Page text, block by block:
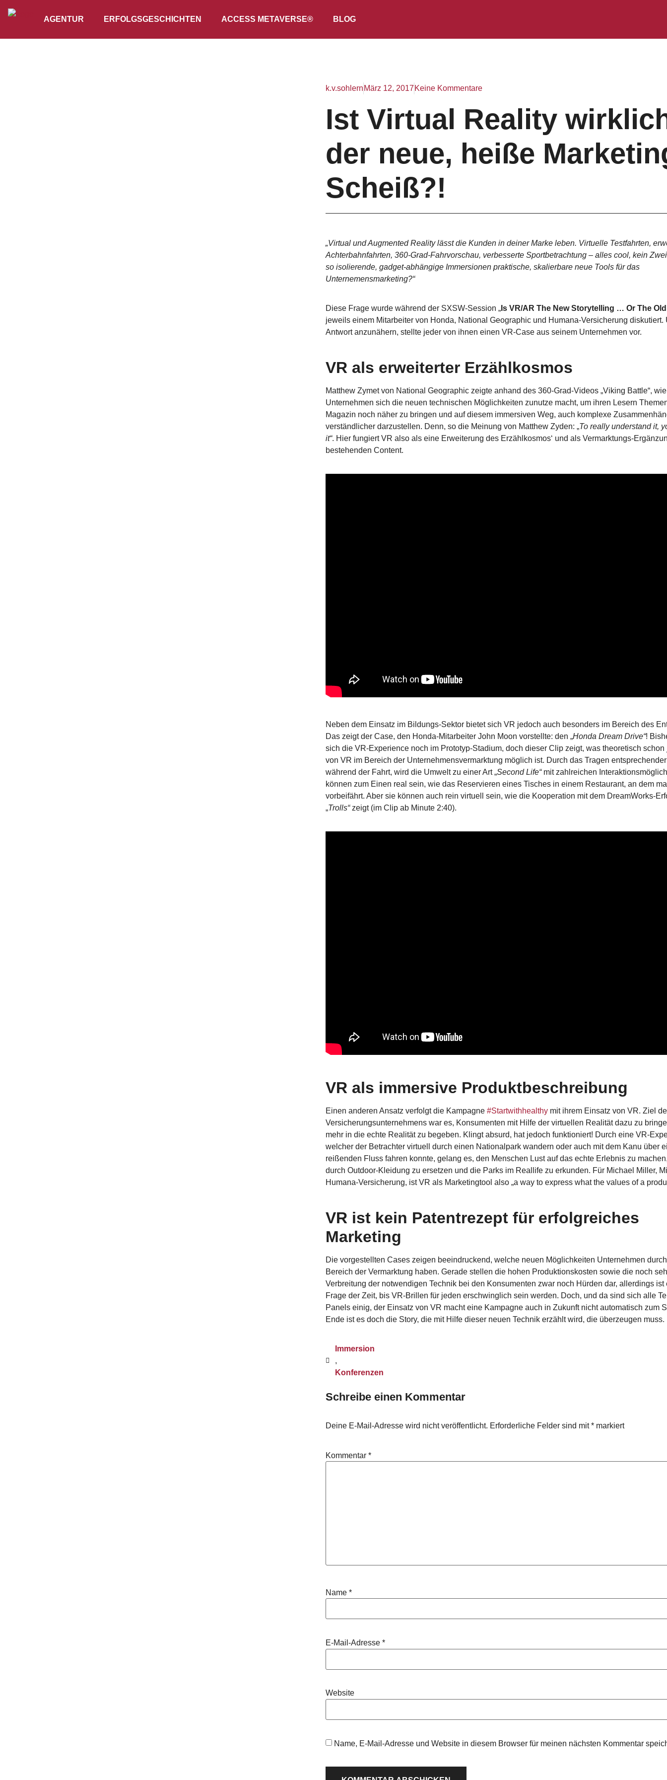
AGENTUR ERFOLGSGESCHICHTEN ACCESS METAVERSE® BLOG
k.v.sohlern März 12, 2017 Keine Kommentare
Ist Virtual Reality
der neue, heiße
Scheiß?!
„Virtual und Augmented Reality lässt die Kunden in deiner Marke leben. Virtuelle Testfahrten,
Achterbahnfahrten, 360-Grad-Fahrvorschau, verbesserte Sportbetrachtung – alles cool, kein
so isolierende, gadget-abhängige Immersionen praktische, skalierbare neue Tools für das
Unternemensmarketing?“
Diese Frage wurde während der SXSW-Session „ Is VR/AR The New Storytelling … Or The
jeweils einem Mitarbeiter von Honda, National Geographic und Humana-Versicherung diskutiert.
Antwort anzunähern, stellte jeder von ihnen einen VR-Case aus seinem Unternehmen vor.
VR als erweiterter Erzählkosmos
Matthew Zymet von National Geographic zeigte anhand des 360-Grad-Videos „Viking Battle“,
Unternehmen sich die neuen technischen Möglichkeiten zunutze macht, um ihren Lesern
Magazin noch näher zu bringen und auf diesem immersiven Weg, auch komplexe
verständlicher darzustellen. Denn, so die Meinung von Matthew Zyden: „To really understand it,
it“. Hier fungiert VR also als eine Erweiterung des Erzählkosmos‘ und als Vermarktungs-
bestehenden Content.
Neben dem Einsatz im Bildungs-Sektor bietet sich VR jedoch auch besonders im Bereich des
Das zeigt der Case, den Honda-Mitarbeiter John Moon vorstellte: den „Honda Dream Drive“!
sich die VR-Experience noch im Prototyp-Stadium, doch dieser Clip zeigt, was theoretisch schon
von VR im Bereich der Unternehmensvermarktung möglich ist. Durch das Tragen
während der Fahrt, wird die Umwelt zu einer Art „Second Life“mit zahlreichen
können zum Einen real sein, wie das Reservieren eines Tisches in einem Restaurant, an dem
vorbeifährt. Aber sie können auch rein virtuell sein, wie die Kooperation mit dem DreamWorks-
„Trolls“zeigt (im Clip ab Minute 2:40).
VR als immersive Produktbeschreibung
Einen anderen Ansatz verfolgt die Kampagne #Startwithhealthy mit ihrem Einsatz von VR. Ziel
Versicherungsunternehmens war es, Konsumenten mit Hilfe der virtuellen Realität dazu zu
mehr in die echte Realität zu begeben. Klingt absurd, hat jedoch funktioniert! Durch eine VR-
welcher der Betrachter virtuell durch einen Nationalpark wandern oder auch mit dem Kanu über
reißenden Fluss fahren konnte, gelang es, den Menschen Lust auf das echte Erlebnis zu
durch Outdoor-Kleidung zu ersetzen und die Parks im Reallife zu erkunden. Für Michael Miller,
Humana-Versicherung, ist VR als Marketingtool also „a way to express what the values of a
VR ist kein Patentrezept für erfolgreiches
Marketing
Die vorgestellten Cases zeigen beeindruckend, welche neuen Möglichkeiten Unternehmen
Bereich der Vermarktung haben. Gerade stellen die hohen Produktionskosten sowie die noch
Verbreitung der notwendigen Technik bei den Konsumenten zwar noch Hürden dar, allerdings ist
Frage der Zeit, bis VR-Brillen für jeden erschwinglich sein werden. Doch, und da sind sich alle
Panels einig, der Einsatz von VR macht eine Kampagne auch in Zukunft nicht automatisch zum
Ende ist es doch die Story, die mit Hilfe dieser neuen Technik erzählt wird, die überzeugen muss.
Immersion
,
Konferenzen
Schreibe einen Kommentar
Deine E-Mail-Adresse wird nicht veröffentlicht. Erforderliche Felder sind mit* markiert
Kommentar *
Name *
E-Mail-Adresse *
Website
Name, E-Mail-Adresse und Website in diesem Browser für meinen nächsten Kommentar